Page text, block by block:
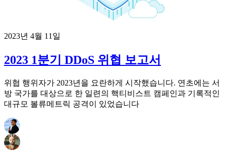
2023년 4월 11일
2023 1분기 DDoS 위협 보고서
위협 행위자가 2023년을 요란하게 시작했습니다. 연초에는 서
방 국가를 대상으로 한 일련의 핵티비스트 캠페인과 기록적인
대규모 볼류메트릭 공격이 있었습니다